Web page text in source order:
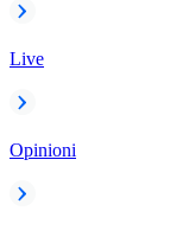
Live
Opinioni